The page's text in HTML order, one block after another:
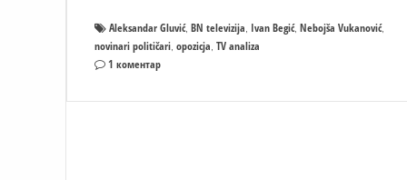
Aleksandar Gluvić, BN televizija, Ivan Begić, Nebojša Vukanović,
novinari političari, opozicja, TV analiza
1 коментарна
analiza: